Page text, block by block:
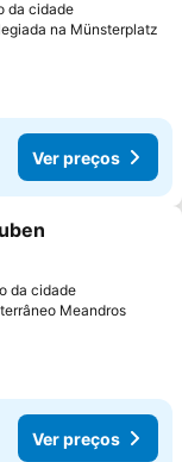
da cidade
na Münsterplatz
Ver preços
favoritos
da cidade
MeandrosVer
Ver preços